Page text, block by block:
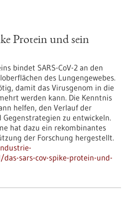
Protein und sein
bindet SARS-CoV-2 an den
des Lungengewebes.
damit das Virusgenom in die
werden kann. Die Kenntnis
helfen, den Verlauf der
zu entwickeln.
hat dazu ein rekombinantes
der Forschung hergestellt.
sars-cov-spike-protein-und-